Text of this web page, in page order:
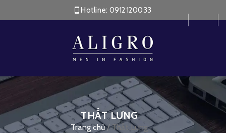
Hotline: 0912120033
THẮT LƯNG
Trang chủ /Thắt Lưng